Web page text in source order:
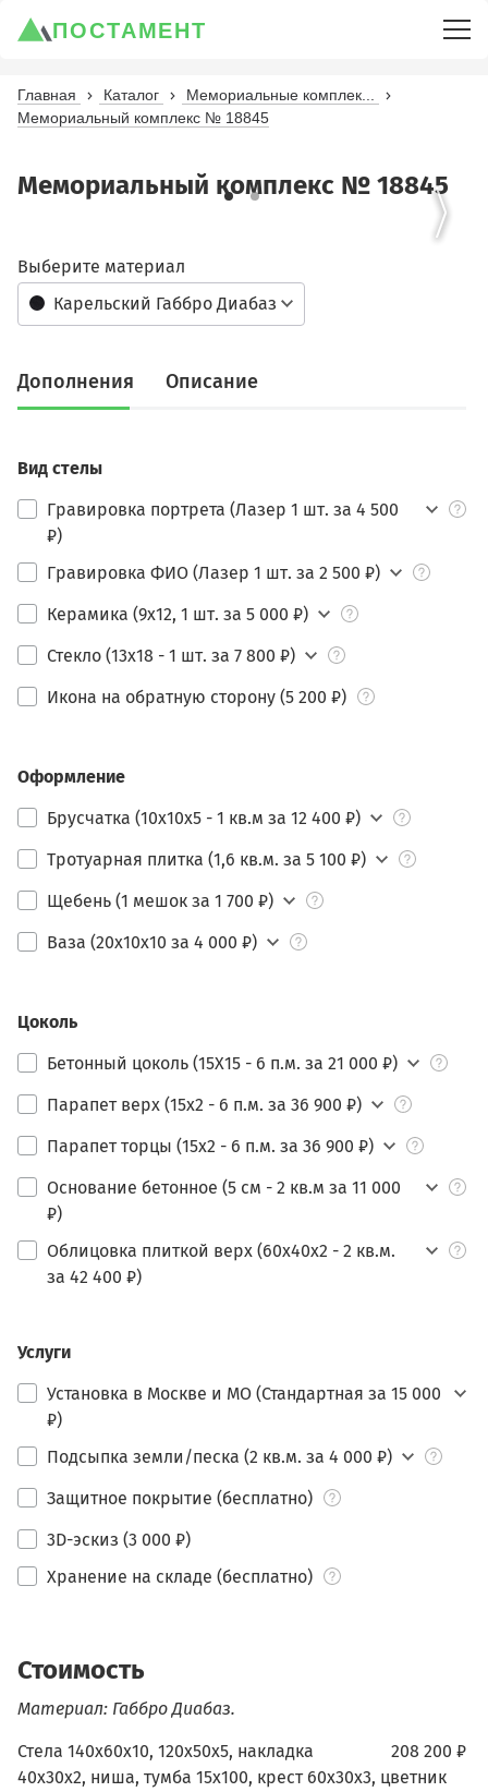
ПОСТАМЕНТ
Главная Каталог
Мемориальные комплек...
Мемориальный комплекс № 18845
Мемориальный комплекс № 18845
Карельский Габбро Диабаз
Выберите материал
Дополнения Описание
Вид стелы
Гравировка портрета (Лазер 1 шт. за 4 500
₽)
Гравировка ФИО (Лазер 1 шт. за 2 500 ₽)
Керамика (9х12, 1 шт. за 5 000 ₽)
Стекло (13х18 - 1 шт. за 7 800 ₽)
Икона на обратную сторону (5 200 ₽)
Оформление
Брусчатка (10х10х5 - 1 кв.м за 12 400 ₽)
Тротуарная плитка (1,6 кв.м. за 5 100 ₽)
Щебень (1 мешок за 1 700 ₽)
Ваза (20х10х10 за 4 000 ₽)
Цоколь
Бетонный цоколь (15Х15 - 6 п.м. за 21 000 ₽)
Парапет верх (15х2 - 6 п.м. за 36 900 ₽)
Парапет торцы (15х2 - 6 п.м. за 36 900 ₽)
Основание бетонное (5 см - 2 кв.м за 11 000
₽)
Облицовка плиткой верх (60х40х2 - 2 кв.м.
за 42 400 ₽)
Услуги
Установка в Москве и МО (Стандартная за 15 000
₽)
Подсыпка земли/песка (2 кв.м. за 4 000 ₽)
Защитное покрытие (бесплатно)
3D-эскиз (3 000 ₽)
Хранение на складе (бесплатно)
Стоимость
Материал: Габбро Диабаз.
208 200 ₽
Стела 140х60х10, 120х50х5, накладка
40х30х2, ниша, тумба 15х100, крест 60х30х3, цветник